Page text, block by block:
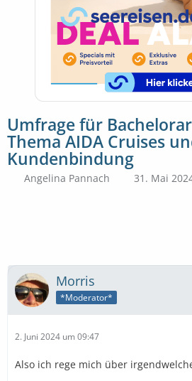
Umfrage für
Thema AIDA Cruises
Kundenbindung
Angelina Pannach 31. Mai
Morris
*Moderator*
2. Juni 2024 um 09:47
Also ich rege mich über